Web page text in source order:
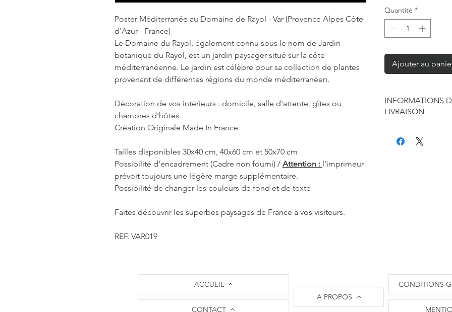
Poster Méditerranée au Domaine de Rayol - Var (Provence Alpes Côte
d'Azur - France)
Le Domaine du Rayol, également connu sous le nom de Jardin
botanique du Rayol, est un jardin paysager situé sur la côte
méditerranéenne. Le jardin est célèbre pour sa collection de plantes
provenant de différentes régions du monde méditerranéen.
Décoration de vos intérieurs : domicile, salle d'attente, gîtes ou
chambres d'hôtes.
Création Originale Made In France.
Tailles disponibles 30x40 cm, 40x60 cm et 50x70 cm
Possibilité d'encadrement (Cadre non fourni) / Attention : l'imprimeur
prévoit toujours une légère marge supplémentaire.
Possibilité de changer les couleurs de fond et de texte
Faites découvrir les superbes paysages de France à vos visiteurs.
REF. VAR019
Quantité *
Ajouter au
INFORMATIONS
LIVRAISON
seule à sa
​La société L'Oeil
paiements par carte
les règlements via
ACCUEIL
CONTACT
A PROPOS
CONDITIONS